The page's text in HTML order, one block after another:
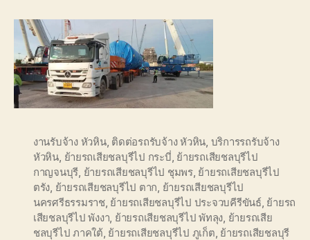
งานรับจ้าง หัวหิน, ติดต่อรถรับจ้าง หัวหิน บริการรถรับจ้าง
หัวหิน ย้ายรถเสียชลบุรีไป กระบี่ ย้ายรถเสียชลบุรีไป
กาญจนบุรี ย้ายรถเสียชลบุรีไป ชุมพร, ย้ายรถเสียชลบุรีไป
ตรัง ย้ายรถเสียชลบุรีไป ตาก ย้ายรถเสียชลบุรีไป
นครศรีธรรมราช, ย้ายรถเสียชลบุรีไป ประจวบคีรีขันธ์, ย้ายรถ
เสียชลบุรีไป พังงา ย้ายรถเสียชลบุรีไป พัทลุง ย้ายรถเสีย
ชลบุรีไป ภาคใต้ ย้ายรถเสียชลบุรีไป ภูเก็ต ย้ายรถเสียชลบุรี